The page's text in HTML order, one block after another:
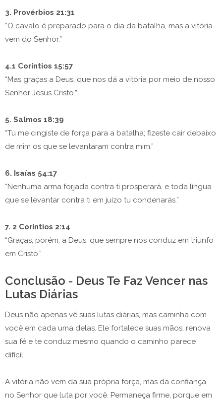
3. Provérbios 21:31
“O cavalo é preparado para o dia da batalha, mas a vitória
vem do Senhor.”
4.1 Coríntios 15:57
“Mas graças a Deus, que nos dá a vitória por meio de nosso
Senhor Jesus Cristo.”
5. Salmos 18:39
“Tu me cingiste de força para a batalha; fizeste cair debaixo
de mim os que se levantaram contra mim.”
6. Isaías 54:17
“Nenhuma arma forjada contra ti prosperará, e toda língua
que se levantar contra ti em juízo tu condenarás.”
7. 2 Coríntios 2:14
“Graças, porém, a Deus, que sempre nos conduz em triunfo
em Cristo.”
Conclusão - Deus Te Faz Vencer nas
Lutas Diárias
Deus não apenas vê suas lutas diárias, mas caminha com
você em cada uma delas. Ele fortalece suas mãos, renova
sua fé e te conduz mesmo quando o caminho parece
difícil.
A vitória não vem da sua própria força, mas da confiança
no Senhor que luta por você. Permaneça firme, porque em